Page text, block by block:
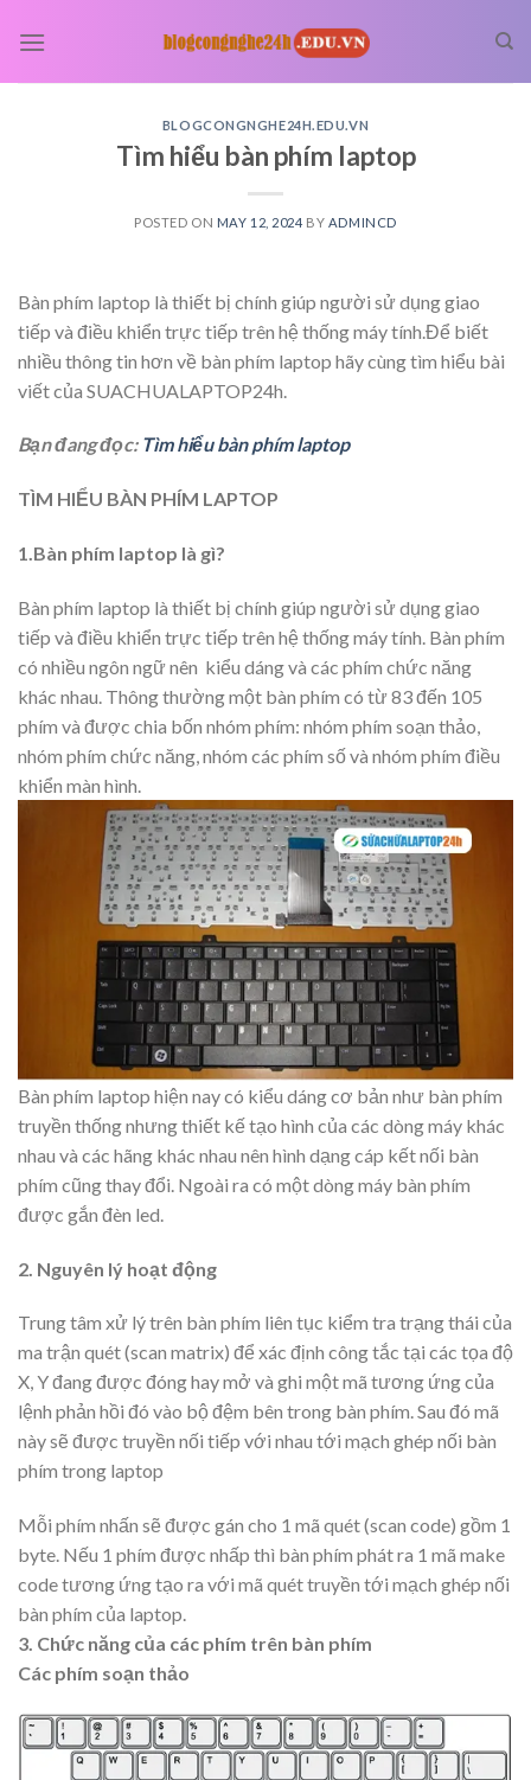
BLOGCONGNGHE24H.EDU.VN
Tìm hiểu bàn phím laptop
POSTED ON MAY 12, 2024 BY ADMINCD
Bàn phím laptop là thiết bị chính giúp người sử dụng giao
tiếp và điều khiển trực tiếp trên hệ thống máy tính.Để biết
nhiều thông tin hơn về bàn phím laptop hãy cùng tìm hiểu bài
viết của SUACHUALAPTOP24h.
Bạn đang đọc: Tìm hiểu bàn phím laptop
TÌM HIỂU BÀN PHÍM LAPTOP
1.Bàn phím laptop là gì?
Bàn phím laptop là thiết bị chính giúp người sử dụng giao
tiếp và điều khiển trực tiếp trên hệ thống máy tính. Bàn phím
có nhiều ngôn ngữ nên kiểu dáng và các phím chức năng
khác nhau. Thông thường một bàn phím có từ 83 đến 105
phím và được chia bốn nhóm phím: nhóm phím soạn thảo,
nhóm phím chức năng, nhóm các phím số và nhóm phím điều
khiển màn hình.
Bàn phím laptop hiện nay có kiểu dáng cơ bản như bàn phím
truyền thống nhưng thiết kế tạo hình của các dòng máy khác
nhau và các hãng khác nhau nên hình dạng cáp kết nối bàn
phím cũng thay đổi. Ngoài ra có một dòng máy bàn phím
được gắn đèn led.
2. Nguyên lý hoạt động
Trung tâm xử lý trên bàn phím liên tục kiểm tra trạng thái của
ma trận quét (scan matrix) để xác định công tắc tại các tọa độ
X, Y đang được đóng hay mở và ghi một mã tương ứng của
lệnh phản hồi đó vào bộ đệm bên trong bàn phím. Sau đó mã
này sẽ được truyền nối tiếp với nhau tới mạch ghép nối bàn
phím trong laptop
Mỗi phím nhấn sẽ được gán cho 1 mã quét (scan code) gồm 1
byte. Nếu 1 phím được nhấp thì bàn phím phát ra 1 mã make
code tương ứng tạo ra với mã quét truyền tới mạch ghép nối
bàn phím của laptop.
3. Chức năng của các phím trên bàn phím
Các phím soạn thảo